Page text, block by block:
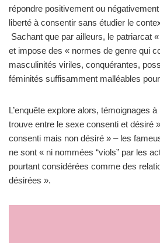
répondre positivement ou
liberté à consentir sans étudier le
Sachant que par ailleurs, le patriarcat
et impose des « normes de genre qui
masculinités viriles, conquérantes,
féminités suffisamment malléables pour
L’enquête explore alors, témoignages à
trouve entre le sexe consenti et désiré
consenti mais non désiré » – les
ne sont « ni nommées “viols” par les
pourtant considérées comme des
désirées ».